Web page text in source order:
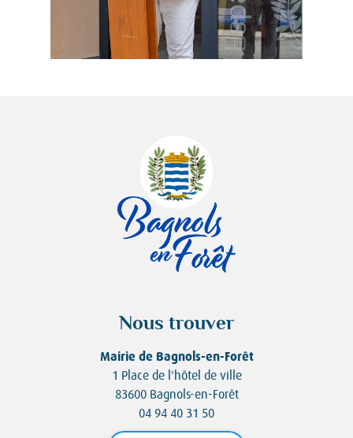
Nous trouver
Mairie de Bagnols-en-Forêt
1 Place de l'hôtel de ville
83600 Bagnols-en-Forêt
04 94 40 31 50